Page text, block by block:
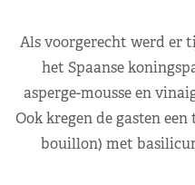
Als voorgerecht werd er
het Spaanse
asperge-mousse en
Ook kregen de gasten
bouillon) met